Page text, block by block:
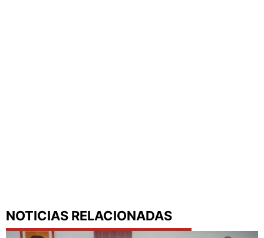
NOTICIAS RELACIONADAS